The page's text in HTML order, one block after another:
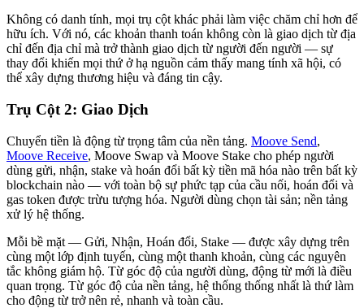
Không có danh tính, mọi trụ cột khác phải làm việc chăm chỉ hơn để
hữu ích. Với nó, các khoản thanh toán không còn là giao dịch từ địa
chỉ đến địa chỉ mà trở thành giao dịch từ người đến người — sự
thay đổi khiến mọi thứ ở hạ nguồn cảm thấy mang tính xã hội, có
thể xây dựng thương hiệu và đáng tin cậy.
Trụ Cột 2: Giao Dịch
Chuyển tiền là động từ trọng tâm của nền tảng. Moove Send,
Moove Receive, Moove Swap và Moove Stake cho phép người
dùng gửi, nhận, stake và hoán đổi bất kỳ tiền mã hóa nào trên bất kỳ
blockchain nào — với toàn bộ sự phức tạp của cầu nối, hoán đổi và
gas token được trừu tượng hóa. Người dùng chọn tài sản; nền tảng
xử lý hệ thống.
Mỗi bề mặt — Gửi, Nhận, Hoán đổi, Stake — được xây dựng trên
cùng một lớp định tuyến, cùng một thanh khoản, cùng các nguyên
tắc không giám hộ. Từ góc độ của người dùng, động từ mới là điều
quan trọng. Từ góc độ của nền tảng, hệ thống thống nhất là thứ làm
cho động từ trở nên rẻ, nhanh và toàn cầu.